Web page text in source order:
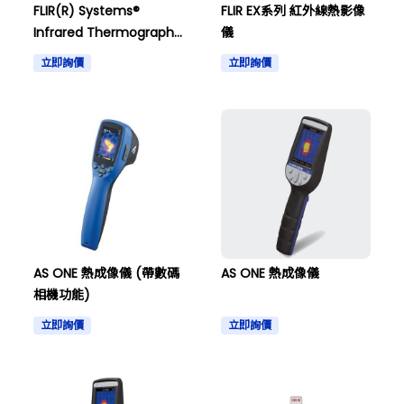
FLIR(R) Systems®
Infrared Thermography
FLIR ® C Series C5 Wi-
Fi
立即詢價
FLIR EX系列 紅外線熱影像
儀
立即詢價
AS ONE 熱成像儀 (帶數碼
相機功能)
立即詢價
AS ONE 熱成像儀
立即詢價